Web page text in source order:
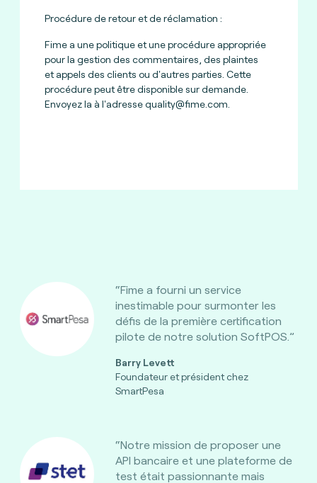
Procédure de retour et de réclamation :
Fime a une politique et une procédure appropriée
pour la gestion des commentaires, des plaintes
et appels des clients ou d'autres parties. Cette
procédure peut être disponible sur demande.
Envoyez la à l'adressequality@fime.com
“Fime a fourni un service
inestimable pour surmonter les
défis de la première certification
pilote de notre solution SoftPOS.”
Barry Levett
Foundateur et président chez
SmartPesa
“Notre mission de proposer une
API bancaire et une plateforme de
test était passionnante mais